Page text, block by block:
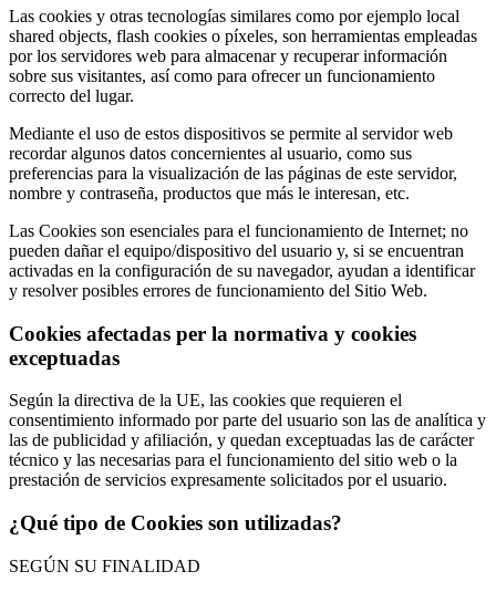
Las cookies y otras tecnologías similares como por ejemplo local
shared objects, flash cookies o píxeles, son herramientas empleadas
por los servidores web para almacenar y recuperar información
sobre sus visitantes, así como para ofrecer un funcionamiento
correcto del lugar.
Mediante el uso de estos dispositivos se permite al servidor web
recordar algunos datos concernientes al usuario, como sus
preferencias para la visualización de las páginas de este servidor,
nombre y contraseña, productos que más le interesan, etc.
Las Cookies son esenciales para el funcionamiento de Internet; no
pueden dañar el equipo/dispositivo del usuario y, si se encuentran
activadas en la configuración de su navegador, ayudan a identificar
y resolver posibles errores de funcionamiento del Sitio Web.
Cookies afectadas per la normativa y cookies
exceptuadas
Según la directiva de la UE, las cookies que requieren el
consentimiento informado por parte del usuario son las de analítica y
las de publicidad y afiliación, y quedan exceptuadas las de carácter
técnico y las necesarias para el funcionamiento del sitio web o la
prestación de servicios expresamente solicitados por el usuario.
¿Qué tipo de Cookies son utilizadas?
SEGÚN SU FINALIDAD